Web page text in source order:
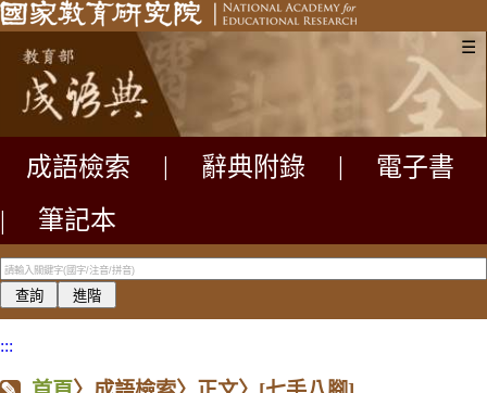
☰
成語檢索 辭典附錄
電子書
|
筆記本
:::